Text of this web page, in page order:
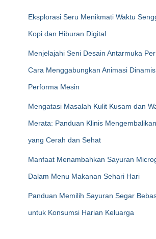
Eksplorasi Seru Menikmati Waktu
Kopi dan Hiburan Digital
Menjelajahi Seni Desain Antarmuka
Cara Menggabungkan Animasi
Performa Mesin
Mengatasi Masalah Kulit Kusam dan
Merata: Panduan Klinis
yang Cerah dan Sehat
Manfaat Menambahkan Sayuran
Dalam Menu Makanan Sehari Hari
Panduan Memilih Sayuran Segar
untuk Konsumsi Harian Keluarga